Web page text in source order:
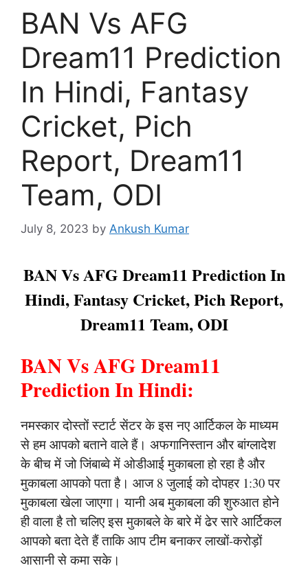
BAN Vs AFG
Dream11 Prediction
In Hindi, Fantasy
Cricket, Pich
Report, Dream11
Team, ODI
July 8, 2023 by Ankush Kumar
BAN Vs AFG Dream11 Prediction In
Hindi, Fantasy Cricket, Pich Report,
Dream11 Team, ODI
BAN Vs AFG Dream11
Prediction In Hindi:
नमस्कार दोस्तों स्टार्ट सेंटर के इस नए आर्टिकल के माध्यम
से हम आपको बताने वाले हैं। अफगानिस्तान और बांग्लादेश
के बीच में जो जिंबाब्वे में ओडीआई मुकाबला हो रहा है और
मुकाबला आपको पता है। आज 8 जुलाई को दोपहर 1:30 पर
मुकाबला खेला जाएगा। यानी अब मुकाबला की शुरुआत होने
ही वाला है तो चलिए इस मुकाबले के बारे में ढेर सारे आर्टिकल
आपको बता देते हैं ताकि आप टीम बनाकर लाखों-करोड़ों
आसानी से कमा सके।